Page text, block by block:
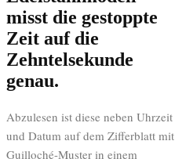
misst die gestoppte
Zeit auf die
Zehntelsekunde
genau.
Abzulesen ist diese neben Uhrzeit
und Datum auf dem Zifferblatt mit
Guilloché-Muster in einem